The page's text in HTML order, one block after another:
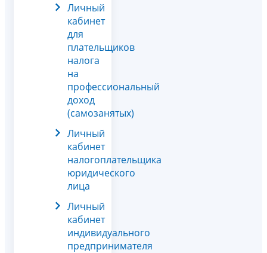
Личный
кабинет
для
плательщиков
налога
на
профессиональный
доход
(самозанятых)
Личный
кабинет
налогоплательщика
юридического
лица
Личный
кабинет
индивидуального
предпринимателя